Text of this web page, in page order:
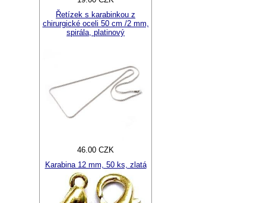
Řetízek s karabinkou z
chirurgické oceli 50 cm /2 mm,
spirála, platinový
46.00 CZK
Karabina 12 mm, 50 ks, zlatá